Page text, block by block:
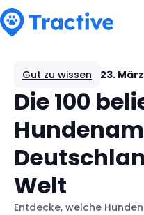
Gut zu wissen 23.
Die 100
Welt
Entdecke, welche